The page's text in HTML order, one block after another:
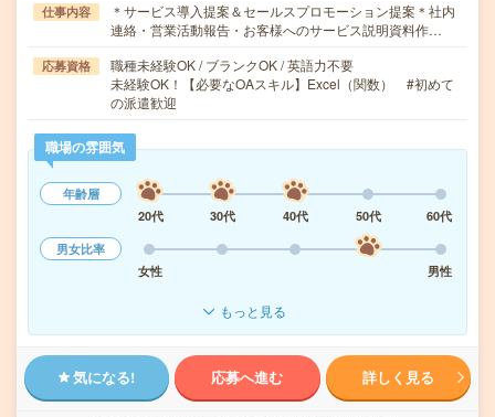
仕事内容
＊サービス導入提案＆セールスプロモーション提案＊社内
連絡・営業活動報告・お客様へのサービス説明資料作…
応募資格
職種未経験OK / ブランクOK / 英語力不要
未経験OK！【必要なOAスキル】Excel（関数） #初めて
の派遣歓迎
職場の雰囲気
年齢層
20代
30代 40代 50代
60代
男女比率
女性
男性
もっと見る
気になる! 応募へ進む 詳しく見る